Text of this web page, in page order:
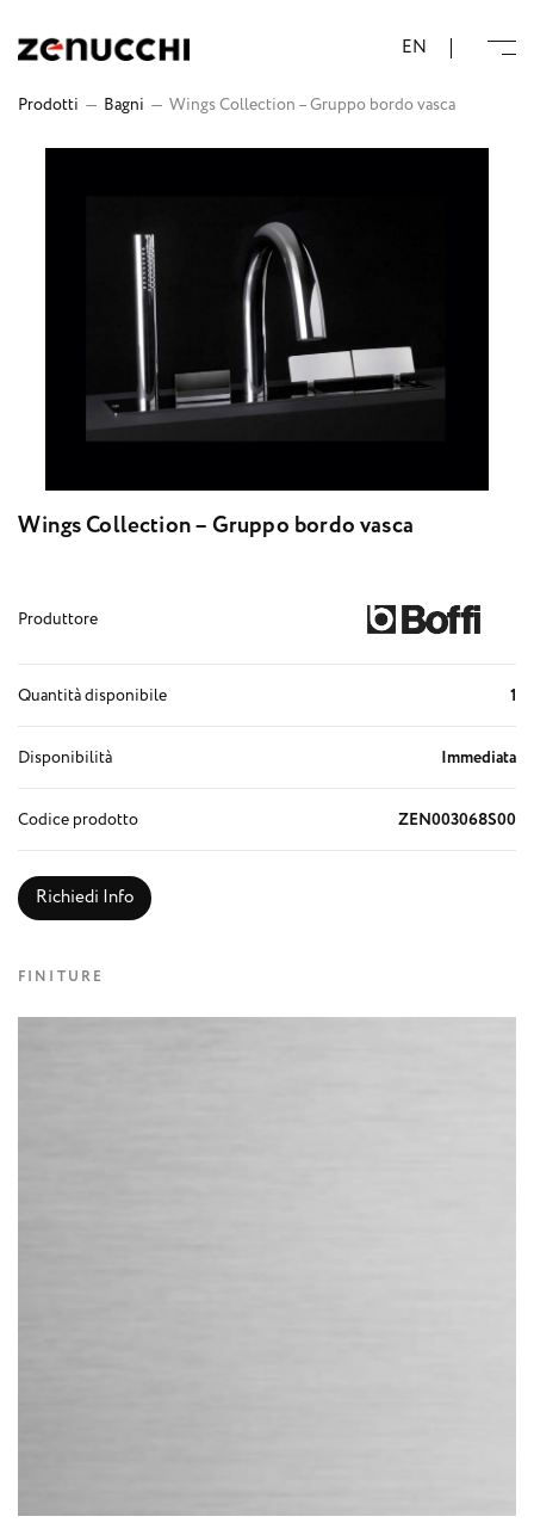
EN
Prodotti — Bagni — Wings Collection – Gruppo bordo vasca
Wings Collection – Gruppo bordo vasca
Produttore
Quantità disponibile 1
Disponibilità Immediata
Codice prodotto ZEN003068S00
Richiedi Info
FINITURE